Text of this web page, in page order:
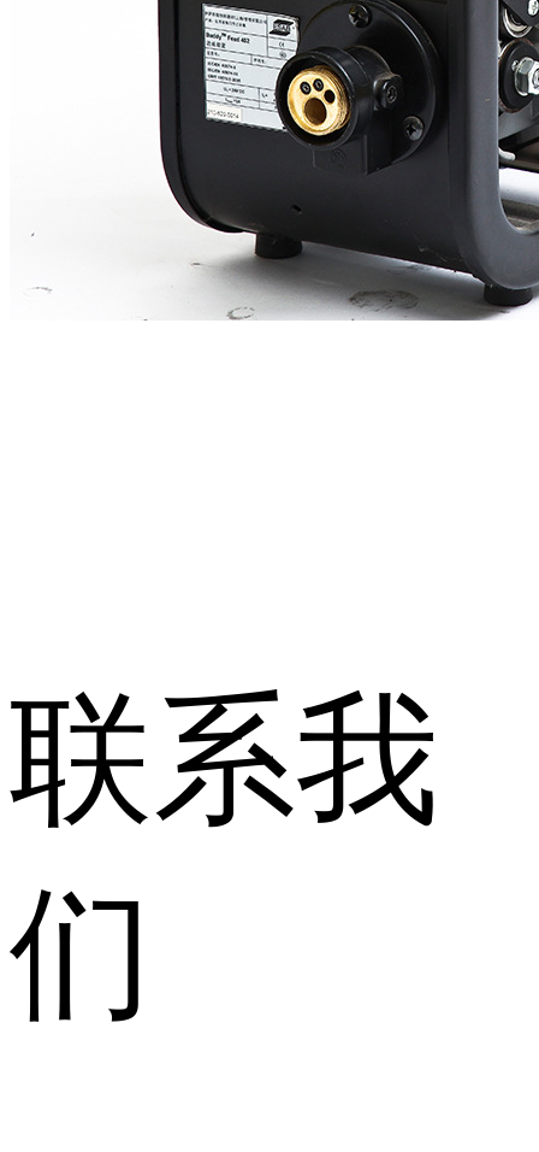
联系我
们